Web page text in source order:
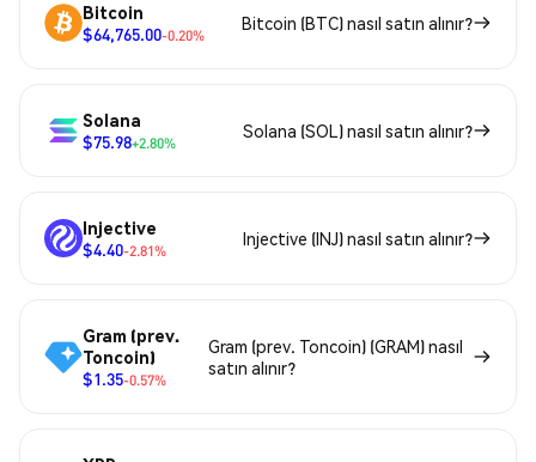
Bitcoin
$64,765.00-0.20%
Bitcoin (BTC) nasıl satın alınır?
Solana
$75.98+2.80%
Solana (SOL) nasıl satın alınır?
Injective
$4.40-2.81%
Injective (INJ) nasıl satın alınır?
Gram (prev.
Toncoin)
$1.35-0.57%
Gram (prev. Toncoin) (GRAM) nasıl
satın alınır?